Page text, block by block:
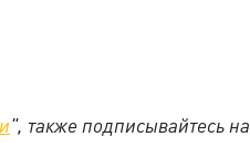
", также подписывайтесь на